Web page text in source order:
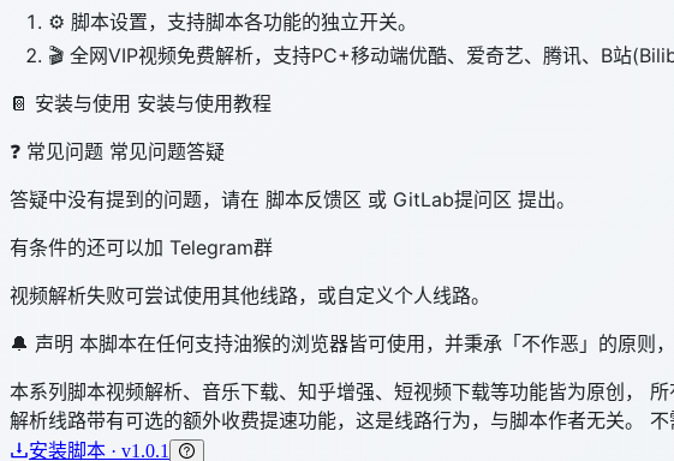
⚙️ 脚本设置，支持脚本各功能的独立开关。
🎬 全网VIP视频免费解析，支持PC+移动端优酷、爱奇艺、腾讯、B站
📔 安装与使用 安装与使用教程
❓ 常见问题 常见问题答疑
答疑中没有提到的问题，请在 脚本反馈区 或 GitLab提问区 提出。
有条件的还可以加 Telegram群
视频解析失败可尝试使用其他线路，或自定义个人线路。
🔔 声明 本脚本在任何支持油猴的浏览器皆可使用，并秉承「不作恶」的原则
本系列脚本视频解析、音乐下载、知乎增强、短视频下载等功能皆为原创，
解析线路带有可选的额外收费提速功能，这是线路行为，与脚本作者无关。
安装脚本 · v1.0.1